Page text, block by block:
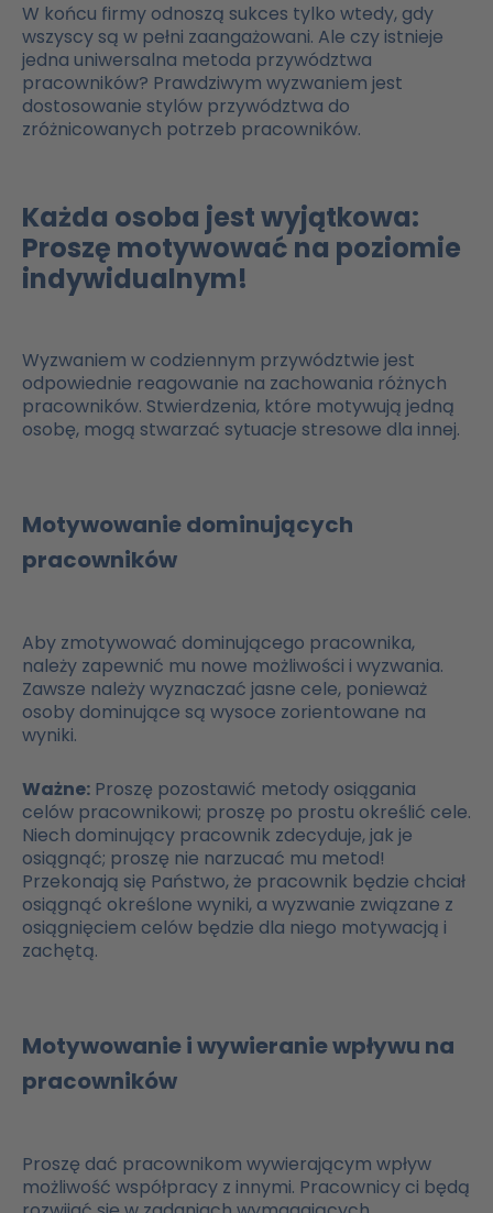
W końcu firmy odnoszą sukces tylko wtedy, gdy
wszyscy są w pełni zaangażowani. Ale czy istnieje
jedna uniwersalna metoda przywództwa
pracowników? Prawdziwym wyzwaniem jest
dostosowanie stylów przywództwa do
zróżnicowanych potrzeb pracowników.
Każda osoba jest wyjątkowa:
Proszę motywować na poziomie
indywidualnym!
Wyzwaniem w codziennym przywództwie jest
odpowiednie reagowanie na zachowania różnych
pracowników. Stwierdzenia, które motywują jedną
osobę, mogą stwarzać sytuacje stresowe dla innej.
Motywowanie dominujących
pracowników
Aby zmotywować dominującego pracownika,
należy zapewnić mu nowe możliwości i wyzwania.
Zawsze należy wyznaczać jasne cele, ponieważ
osoby dominujące są wysoce zorientowane na
wyniki.
Ważne: Proszę pozostawić metody osiągania
celów pracownikowi; proszę po prostu określić cele.
Niech dominujący pracownik zdecyduje, jak je
osiągnąć; proszę nie narzucać mu metod!
Przekonają się Państwo, że pracownik będzie chciał
osiągnąć określone wyniki, a wyzwanie związane z
osiągnięciem celów będzie dla niego motywacją i
zachętą.
Motywowanie i wywieranie wpływu na
pracowników
Proszę dać pracownikom wywierającym wpływ
możliwość współpracy z innymi. Pracownicy ci będą